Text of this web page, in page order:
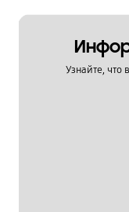
Узнайте, что